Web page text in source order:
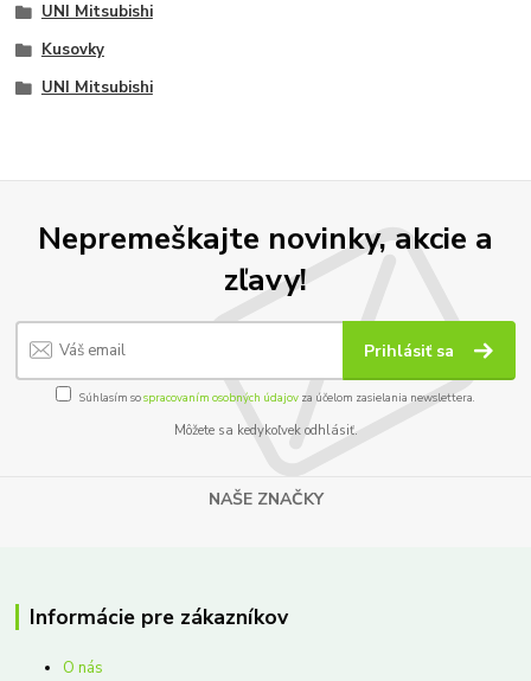
UNI Mitsubishi
Kusovky
UNI Mitsubishi
Nepremeškajte novinky, akcie a
zľavy!
Prihlásiť sa
Súhlasím sospracovaním osobných údajov za účelom zasielania newslettera.
Môžete sa kedykoľvek odhlásiť.
NAŠE ZNAČKY
Informácie pre zákazníkov
O nás